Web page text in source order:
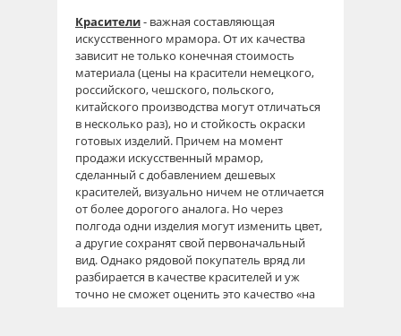
Красители- важная составляющая
искусственного мрамора. От их качества
зависит не только конечная стоимость
материала (цены на красители немецкого,
российского, чешского, польского,
китайского производства могут отличаться
в несколько раз), но и стойкость окраски
готовых изделий. Причем на момент
продажи искусственный мрамор,
сделанный с добавлением дешевых
красителей, визуально ничем не отличается
от более дорогого аналога. Но через
полгода одни изделия могут изменить цвет,
а другие сохранят свой первоначальный
вид. Однако рядовой покупатель вряд ли
разбирается в качестве красителей и уж
точно не сможет оценить это качество «на